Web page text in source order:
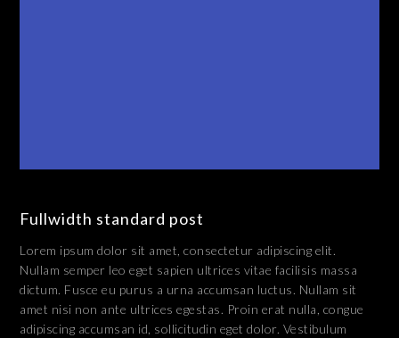
Fullwidth standard post
Lorem ipsum dolor sit amet, consectetur adipiscing elit.
Nullam semper leo eget sapien ultrices vitae facilisis massa
dictum. Fusce eu purus a urna accumsan luctus. Nullam sit
amet nisi non ante ultrices egestas. Proin erat nulla, congue
adipiscing accumsan id, sollicitudin eget dolor. Vestibulum